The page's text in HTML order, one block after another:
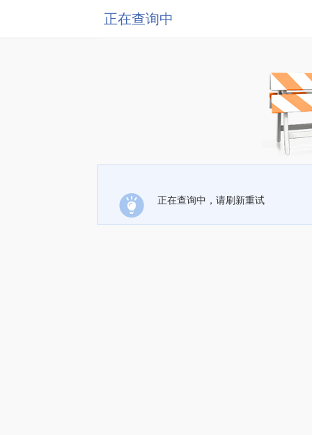
正在查询中
正在查询中，请刷新重试